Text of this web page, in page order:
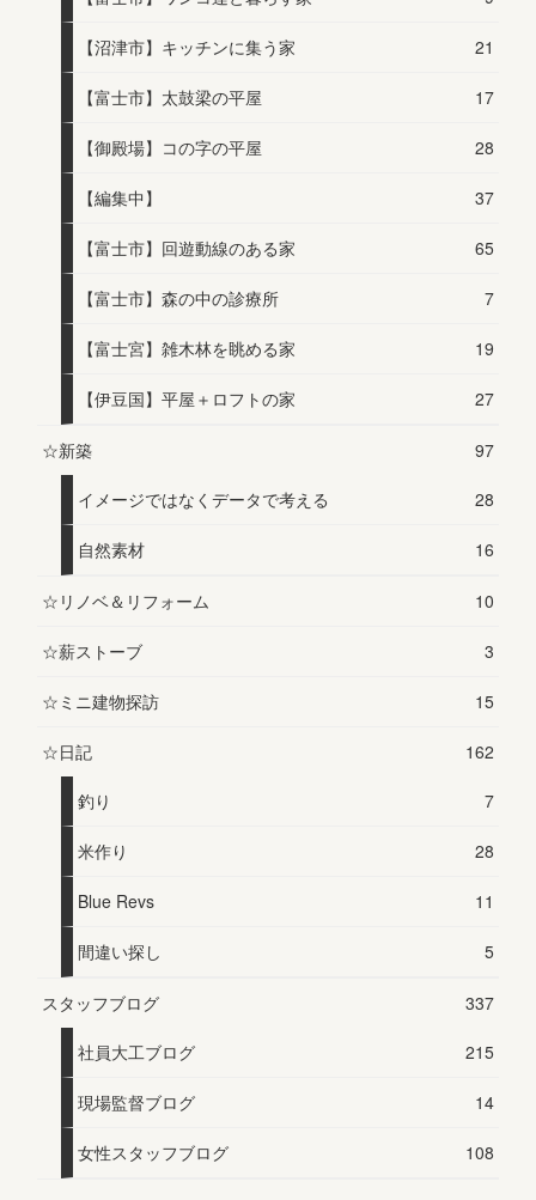
【沼津市】キッチンに集う家 21
【富士市】太鼓梁の平屋 17
【御殿場】コの字の平屋 28
【編集中】 37
【富士市】回遊動線のある家 65
【富士市】森の中の診療所 7
【富士宮】雑木林を眺める家 19
【伊豆国】平屋＋ロフトの家 27
☆新築 97
イメージではなくデータで考える 28
自然素材 16
☆リノベ＆リフォーム 10
☆薪ストーブ 3
☆ミニ建物探訪 15
☆日記 162
釣り 7
米作り 28
Blue Revs 11
間違い探し 5
スタッフブログ 337
社員大工ブログ 215
現場監督ブログ 14
女性スタッフブログ 108